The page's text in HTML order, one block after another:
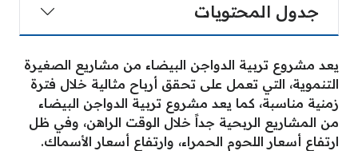
جدول المحتويات
يعد مشروع تربية الدواجن البيضاء من مشاريع الصغيرة
التنموية، التي تعمل على تحقق أرباح مثالية خلال فترة
زمنية مناسبة، كما يعد مشروع تربية الدواجن البيضاء
من المشاريع الربحية جداً خلال الوقت الراهن، وفي ظل
ارتفاع أسعار اللحوم الحمراء، وارتفاع أسعار الأسماك.